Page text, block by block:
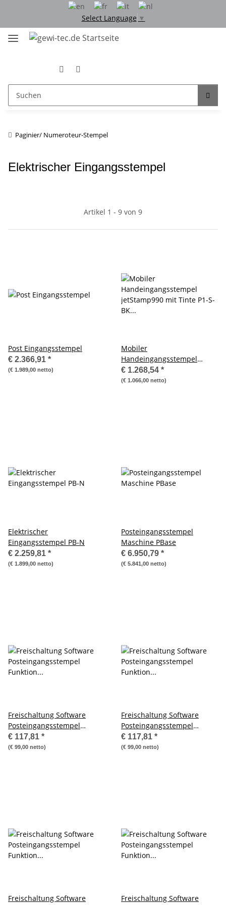
Select Language ▼
Paginier/ Numeroteur-Stempel
Elektrischer Eingangsstempel
Artikel 1 - 9 von 9
Post Eingangsstempel
€ 2.366,91 *
(€ 1.989,00 netto)
Mobiler
Handeingangsstempel
jetStamp990 mit Tinte P1-S-
BK mit Koffer
€ 1.268,54 *
(€ 1.066,00 netto)
Elektrischer
Eingangsstempel PB-N
€ 2.259,81 *
(€ 1.899,00 netto)
Posteingangsstempel
Maschine PBase
€ 6.950,79 *
(€ 5.841,00 netto)
Freischaltung Software
Posteingangsstempel
Funktion PostBase 30
€ 117,81 *
(€ 99,00 netto)
Freischaltung Software
Posteingangsstempel
Funktion PostBase 45
€ 117,81 *
(€ 99,00 netto)
Freischaltung Software
Freischaltung Software